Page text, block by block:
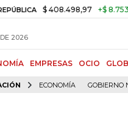
$ 408.498,97 +$ 8.753,81
2026
EMPRESAS OCIO
ECONOMÍA GOBIERNO